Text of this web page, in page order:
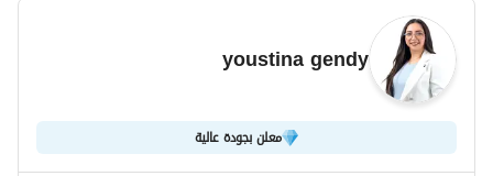
youstina gendy
معلن بجودة عالية